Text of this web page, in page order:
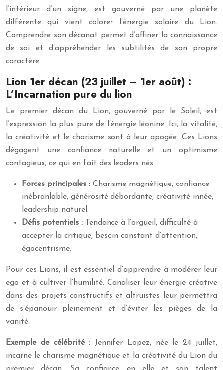
l’intérieur d’un signe, est gouverné par une planète
différente qui vient colorer l’énergie solaire du Lion.
Comprendre son décanat permet d’affiner la connaissance
de soi et d’appréhender les subtilités de son propre
caractère.
Lion 1er décan (23 juillet – 1er août) :
L’Incarnation pure du lion
Le premier décan du Lion, gouverné par le Soleil, est
l’expression la plus pure de l’énergie léonine. Ici, la vitalité,
la créativité et le charisme sont à leur apogée. Ces Lions
dégagent une confiance naturelle et un optimisme
contagieux, ce qui en fait des leaders nés.
Forces principales : Charisme magnétique, confiance
inébranlable, générosité débordante, créativité innée,
leadership naturel.
Défis potentiels :
Tendance à l’orgueil, difficulté à
accepter la critique, besoin constant d’attention,
égocentrisme.
Pour ces Lions, il est essentiel d’apprendre à modérer leur
ego et à cultiver l’humilité. Canaliser leur énergie créative
dans des projets constructifs et altruistes leur permettra
de s’épanouir pleinement et d’éviter les pièges de la
vanité.
Exemple de célébrité :
Jennifer Lopez, née le 24 juillet,
incarne le charisme magnétique et la créativité du Lion du